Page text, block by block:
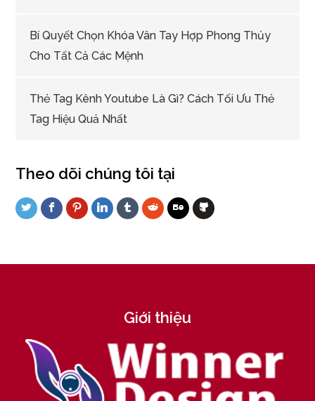
Bí Quyết Chọn Khóa Vân Tay Hợp Phong Thủy
Cho Tất Cả Các Mệnh
Thẻ Tag Kênh Youtube Là Gì? Cách Tối Ưu Thẻ
Tag Hiệu Quả Nhất
Theo dõi chúng tôi tại
Giới thiệu